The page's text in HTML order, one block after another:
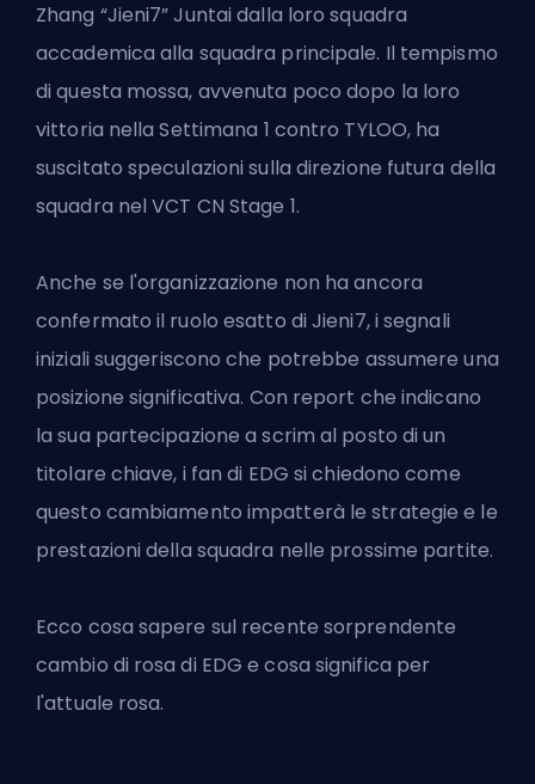
Zhang “Jieni7” Juntai dalla loro squadra
accademica alla squadra principale. Il tempismo
di questa mossa, avvenuta poco dopo la loro
vittoria nella Settimana 1 contro TYLOO, ha
suscitato speculazioni sulla direzione futura della
squadra nel VCT CN Stage 1.
Anche se l'organizzazione non ha ancora
confermato il ruolo esatto di Jieni7, i segnali
iniziali suggeriscono che potrebbe assumere una
posizione significativa. Con report che indicano
la sua partecipazione a scrim al posto di un
titolare chiave, i fan di EDG si chiedono come
questo cambiamento impatterà le strategie e le
prestazioni della squadra nelle prossime partite.
Ecco cosa sapere sul recente sorprendente
cambio di rosa di EDG e cosa significa per
l'attuale rosa.